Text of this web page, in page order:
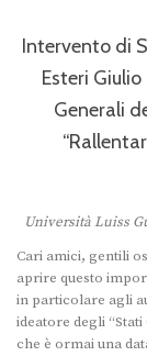
Intervento di
Esteri
Generali
Università Luiss
Cari amici, gentili
aprire questo
in particolare agli
ideatore degli
che è ormai una